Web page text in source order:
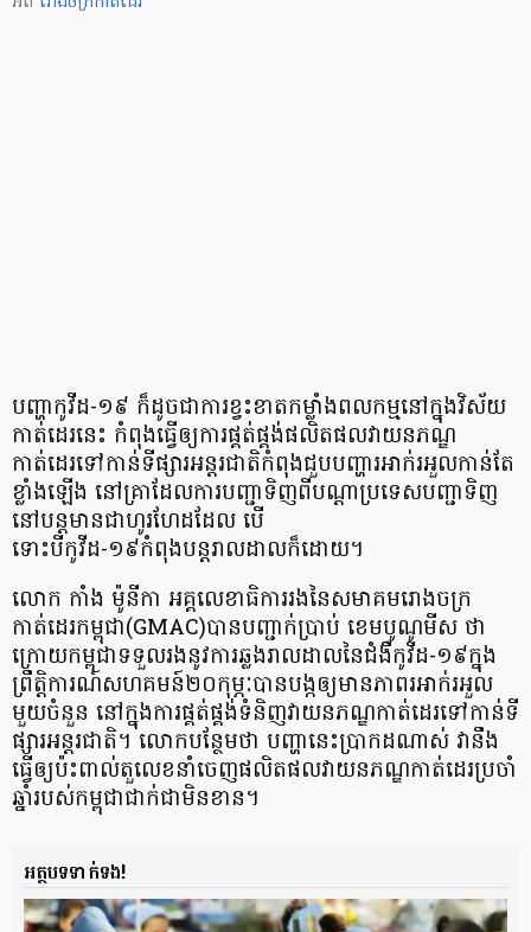
បញ្ហាកូវីដ-១៩ ក៏ដូចជា​ការខ្វះខាតកម្លាំងពលកម្មនៅក្នុងវិស័យ
កាត់ដេរនេះ កំពុងធ្វើឲ្យការផ្គត់ផ្គង់ផលិតផលវាយនភណ្ឌ
កាត់ដេរទៅកាន់ទីផ្សារអន្តរជាតិកំពុងជួបបញ្ហារអាក់រអួលកាន់តែ
ខ្លាំងឡើង នៅគ្រាដែលការបញ្ជាទិញពីបណ្ដាប្រទេសបញ្ជាទិញ
នៅបន្ដមានជាហូរហែដដែល បើ
ទោះបីកូវីដ-១៩កំពុងបន្ដរាលដាលក៏ដោយ។
លោក កាំង ម៉ូនីកា អគ្គលេខាធិការរងនៃសមាគមរោងចក្រ
កាត់ដេរកម្ពុជា(GMAC)បានបញ្ជាក់ប្រាប់ ខេមបូណូមីស ថា
ក្រោយកម្ពុជាទទួលរងនូវការឆ្លងរាលដាលនៃជំងឺកូវីដ-១៩ក្នុង
ព្រឹត្តិការណ៍សហគមន៍២០កុម្ភៈបានបង្កឲ្យមានភាពរអាក់រអួល
មួយចំនួន នៅក្នុងការផ្គត់ផ្គង់ទំនិញវាយនភណ្ឌកាត់ដេរទៅកាន់ទី
ផ្សារអន្តរជាតិ។ លោកបន្ថែមថា បញ្ហានេះប្រាកដណាស់ វានឹង
ធ្វើឲ្យប៉ះពាល់តួលេខនាំចេញផលិតផលវាយនភណ្ឌកាត់ដេរប្រចាំ
ឆ្នាំរបស់កម្ពុជាជាក់ជាមិនខាន។
អត្ថបទទាក់ទង!